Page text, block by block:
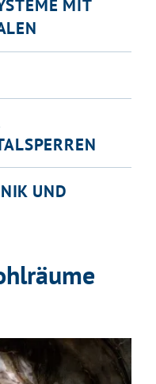
MIT
UND
helfen uns diese